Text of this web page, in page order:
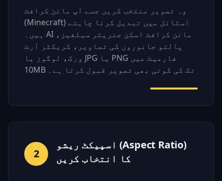
وہ تصویر منتخب کریں جسے آپ مائن کرافٹ
(Minecraft) اسٹائل میں تبدیل کرنا چاہتے
ہیں۔ AI مائن کرافٹ اسکن جنریٹر سیلفیز،
پالتو جانوروں کی تصاویر، کریکٹر آرٹ
ورک، لوگوز یا JPG یا PNG فارمیٹ میں
10MB تک کی کوئی بھی تصویر قبول کرتا ہے۔
2
اسپیکٹ ریشو (Aspect Ratio)
کا انتخاب کریں